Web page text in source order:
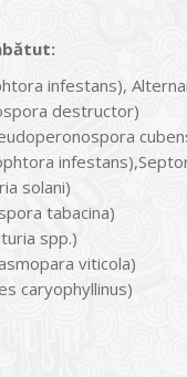
ătut:
infestans),
destructor)
solani)
tabacina)
spp.)
viticola)
caryophyllinus)